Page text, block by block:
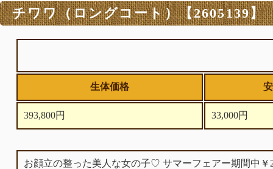
チワワ（ロングコート）【2605139】
生体価格
393,800円 33,000円
お顔立の整った美人な女の子♡ サマーフェアー期間中￥